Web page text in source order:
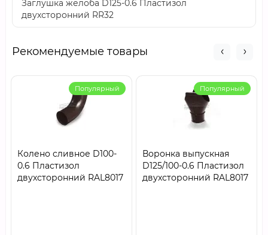
Заглушка желоба D125-0.6 Пластизол
двухсторонний RR32
Рекомендуемые товары
Популярный
Колено сливное D100-
0.6 Пластизол
двухсторонний RAL8017
Популярный
Воронка выпускная
D125/100-0.6 Пластизол
двухсторонний RAL8017